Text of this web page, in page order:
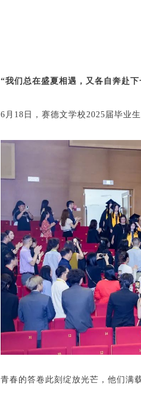
“我们总在盛夏相遇，又各自奔赴
6月18日，赛德文学校2025届毕业
青春的答卷此刻绽放光芒，他们满